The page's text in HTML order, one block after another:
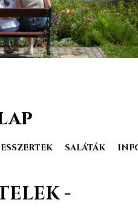
SALÁTÁK
-